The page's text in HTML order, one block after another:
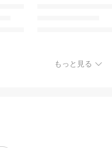
もっと見る